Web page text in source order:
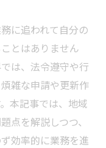
に追われて自分の
とはありません
は、法令遵守や行
雑な申請や更新作
本記事では、地域
点を解説しつつ、
効率的に業務を進